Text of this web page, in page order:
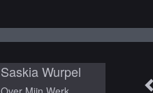
Saskia Wurpel